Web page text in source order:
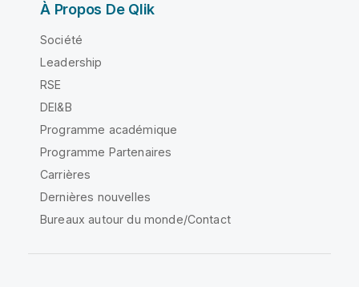
À Propos De Qlik
Société
Leadership
RSE
DEI&B
Programme académique
Programme Partenaires
Carrières
Dernières nouvelles
Bureaux autour du monde/Contact